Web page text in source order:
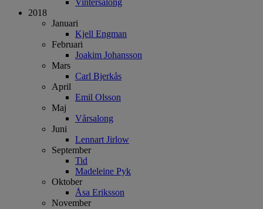
Vintersalong
2018
Januari
Kjell Engman
Februari
Joakim Johansson
Mars
Carl Bjerkås
April
Emil Olsson
Maj
Vårsalong
Juni
Lennart Jirlow
September
Tid
Madeleine Pyk
Oktober
Åsa Eriksson
November